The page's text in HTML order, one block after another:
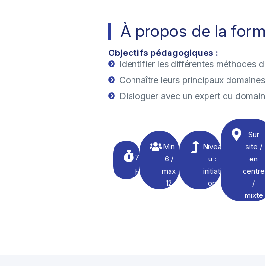
À propos de la
Objectifs pédagogiques :
Identifier les différentes méthodes
Connaître leurs principaux
Dialoguer avec un expert du
7
h
Min
6 /
max
12
Nivea
u :
initiati
on
Sur
site /
en
centre
/
mixte